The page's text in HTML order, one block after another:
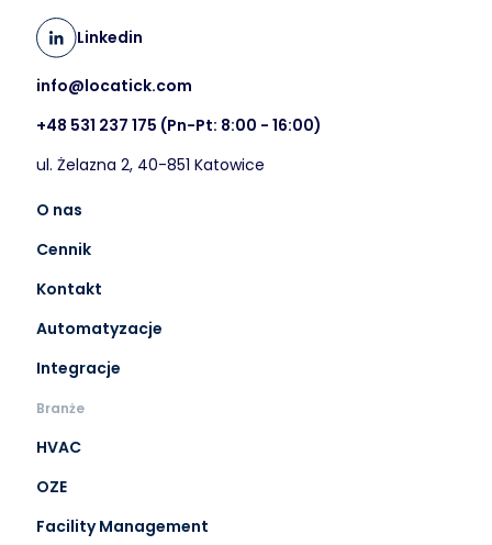
Linkedin
info@locatick.com
+48 531 237 175 (Pn-Pt: 8:00 - 16:00)
ul. Żelazna 2, 40-851 Katowice
O nas
Cennik
Kontakt
Automatyzacje
Integracje
Branże
HVAC
OZE
Facility Management